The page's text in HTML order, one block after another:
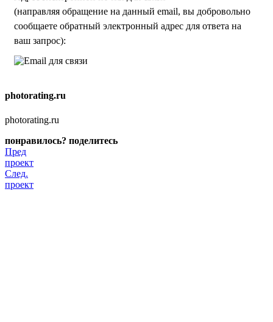
(направляя обращение на данный email, вы добровольно
сообщаете обратный электронный адрес для ответа на
ваш запрос):
photorating.ru
photorating.ru
понравилось? поделитесь
Пред
проект
След.
проект